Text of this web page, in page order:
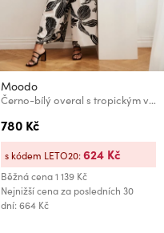
Moodo
Černo-bílý overal s tropickým vzorem Moodo
780 Kč
Běžná cena1 139 Kč
Nejnižší cena za posledních 30
dní: 664 Kč
s kódem LETO20:624 Kč